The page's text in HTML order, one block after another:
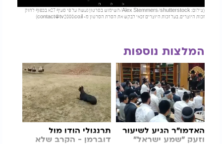
Video
(צילום: Alex Stemmers/shutterstock/השימוש בסרטון נעשה על פי סעיף 27א בכפוף לחוק
זכות היוצרים. בעל זכות היוצרים זכאי לבקש את הסרת הסרטון מ- contact@tv2000.co.il
)
המלצות נוספות
האדמו"ר הגיע לשיעור
וזעק "שמע ישראל"
תרנגולי הודו מול
דוברמן - הקרב שלא